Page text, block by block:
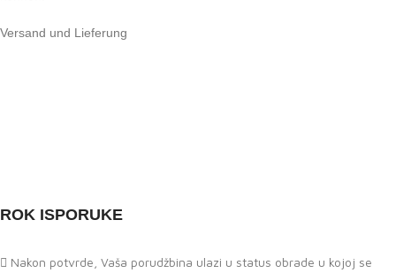
Versand und Lieferung
ROK ISPORUKE
Nakon potvrde, Vaša porudžbina ulazi u status obrade u kojoj se